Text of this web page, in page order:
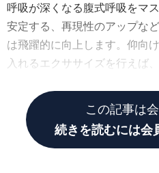
呼吸が深くなる腹式呼吸をマ
安定する、再現性のアップな
は飛躍的に向上します。仰向
入れるエクササイズを行えば
この記事は
続きを読むには会